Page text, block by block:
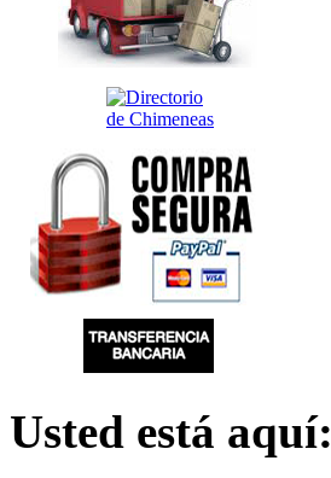
Usted está aquí: